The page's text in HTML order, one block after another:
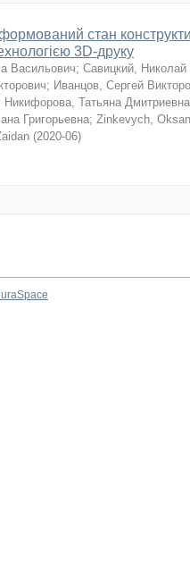
стан
3D-друку
Васильович; Савицкий,
; Иванцов, Сергей
Никифорова, Татьяна Дмитриевна
Григорьевна; Zinkevych,
(2020-06)